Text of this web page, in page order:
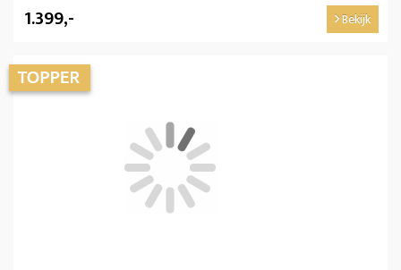
1.399,- Bekijk